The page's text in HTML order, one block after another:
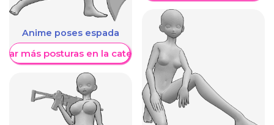
Anime poses espada
más posturas en la categoría